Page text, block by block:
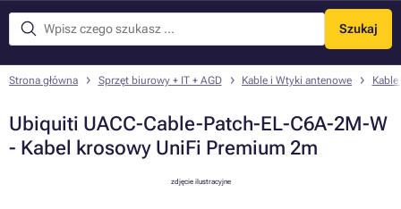
Szukaj
Menu
Strona główna Sprzęt biurowy + IT + AGD Kable i Wtyki antenowe
Ubiquiti UACC-Cable-Patch-EL-C6A-2M-W
- Kabel krosowy UniFi Premium 2m
zdjęcie ilustracyjne